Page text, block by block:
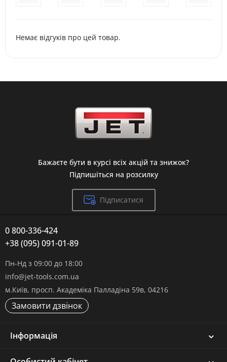
Немає відгуків про цей товар.
Бажаєте бути в курсі всіх акцій та знижок?
Підпишіться на розсилку
Підписатися
0 800-336-424
+38 (095) 091-01-89
Пн-Нд з 09:00 до 18:00
info@jet-tools.com.ua
м.Київ, просп. Академіка Палладіна 59в, 04216
Замовити дзвінок
Інформація